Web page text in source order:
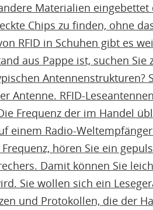
Materialien
Chips zu finden, ohne
RFID in Schuhen gibt es
aus Pappe ist, suchen
Antennenstrukturen?
Antenne. RFID-
Frequenz der im Handel
einem Radio-
Frequenz, hören Sie ein
Damit können Sie
Sie wollen sich ein
und Protokollen, die der